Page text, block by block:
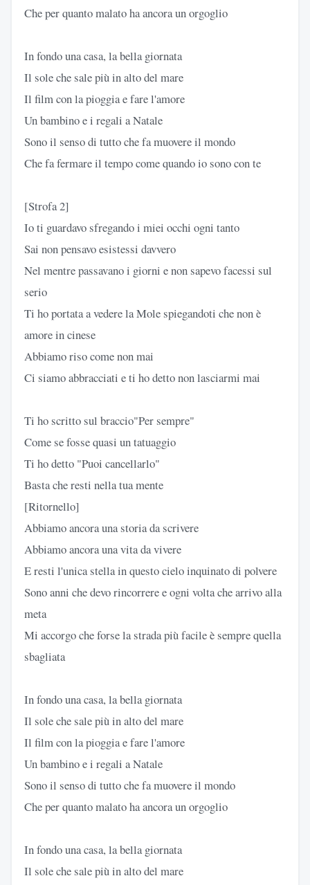
Che per quanto malato ha ancora un orgoglio
In fondo una casa, la bella giornata
Il sole che sale più in alto del mare
Il film con la pioggia e fare l'amore
Un bambino e i regali a Natale
Sono il senso di tutto che fa muovere il mondo
Che fa fermare il tempo come quando io sono con te
[Strofa 2]
Io ti guardavo sfregando i miei occhi ogni tanto
Sai non pensavo esistessi davvero
Nel mentre passavano i giorni e non sapevo facessi sul
serio
Ti ho portata a vedere la Mole spiegandoti che non è
amore in cinese
Abbiamo riso come non mai
Ci siamo abbracciati e ti ho detto non lasciarmi mai
Ti ho scritto sul braccio"Per sempre"
Come se fosse quasi un tatuaggio
Ti ho detto "Puoi cancellarlo"
Basta che resti nella tua mente
[Ritornello]
Abbiamo ancora una storia da scrivere
Abbiamo ancora una vita da vivere
E resti l'unica stella in questo cielo inquinato di polvere
Sono anni che devo rincorrere e ogni volta che arrivo alla
meta
Mi accorgo che forse la strada più facile è sempre quella
sbagliata
In fondo una casa, la bella giornata
Il sole che sale più in alto del mare
Il film con la pioggia e fare l'amore
Un bambino e i regali a Natale
Sono il senso di tutto che fa muovere il mondo
Che per quanto malato ha ancora un orgoglio
In fondo una casa, la bella giornata
Il sole che sale più in alto del mare